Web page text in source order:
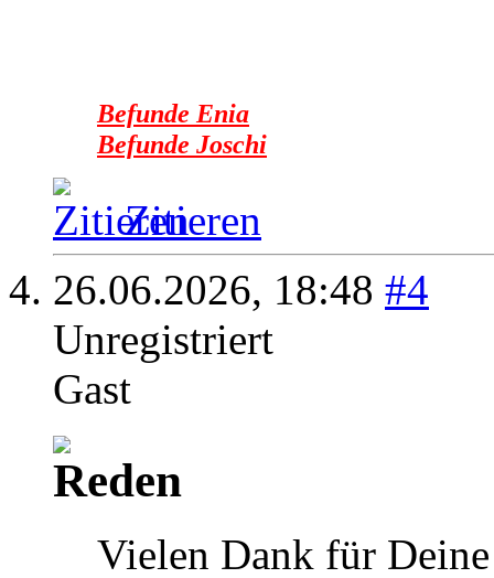
Befunde Enia
Befunde Joschi
Zitieren
26.06.2026, 18:48 #4
Unregistriert
Gast
Vielen Dank für